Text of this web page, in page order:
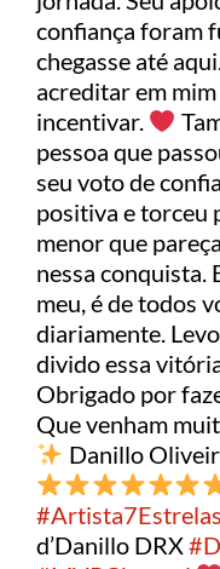
confiança foram
chegasse até
acreditar em
incentivar.
pessoa que
seu voto de
positiva e torceu
menor que
nessa conquista.
meu, é de todos
diariamente.
divido essa
Obrigado por
Que venham
Danillo
#Artista7Estrelas
d’Danillo DRX